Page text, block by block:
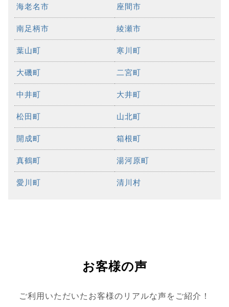
海老名市 座間市
南足柄市 綾瀬市
葉山町 寒川町
大磯町 二宮町
中井町 大井町
松田町 山北町
開成町 箱根町
真鶴町 湯河原町
愛川町 清川村
お客様の声
ご利用いただいたお客様のリアルな声をご紹介！